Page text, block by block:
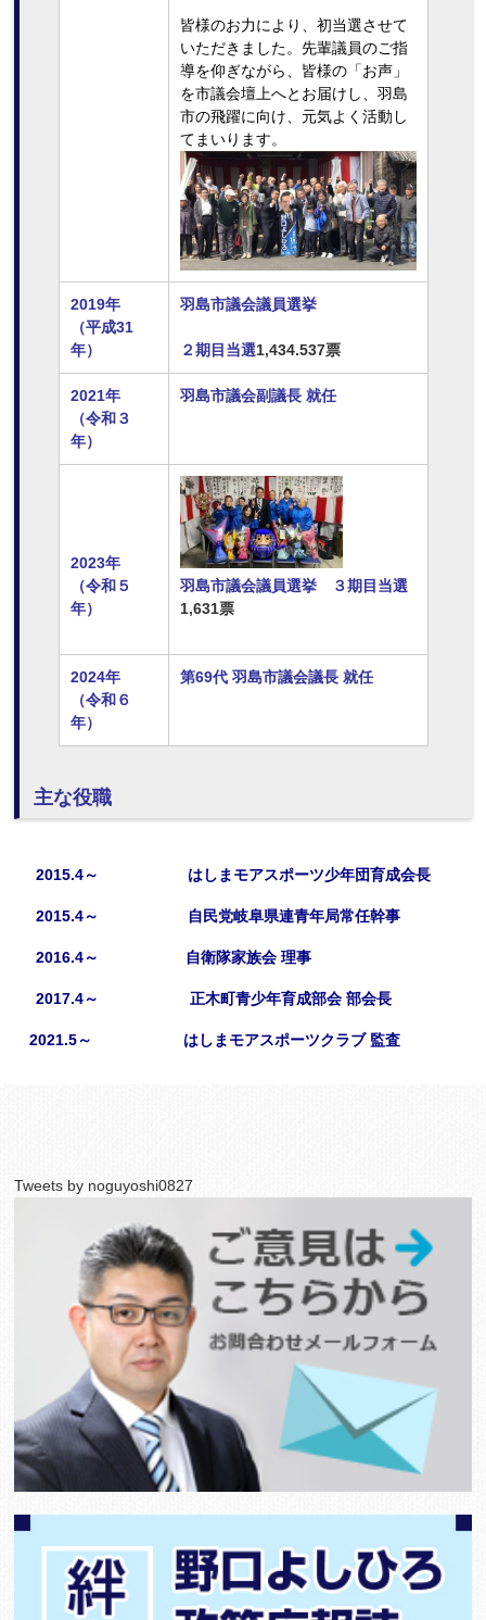
皆様のお力により、初当選させて
いただきました。先輩議員のご指
導を仰ぎながら、皆様の「お声」
を市議会壇上へとお届けし、羽島
市の飛躍に向け、元気よく活動し
てまいります。
2019年
（平成31
年）
羽島市議会議員選挙
２期目当選1,434.537票
2021年
（令和３
年）
羽島市議会副議長 就任
2023年
（令和５
年）
羽島市議会議員選挙 ３期目当選
1,631票
2024年
（令和６
年）
第69代 羽島市議会議長 就任
主な役職
2015.4～ はしまモアスポーツ少年団育成会長
2015.4～ 自民党岐阜県連青年局常任幹事
2016.4～ 自衛隊家族会 理事
2017.4～ 正木町青少年育成部会 部会長
2021.5～ はしまモアスポーツクラブ 監査
Tweets by noguyoshi0827